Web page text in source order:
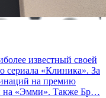
известный своей
сериала «Клиника». За
на премию
на «Эмми». Также Бр…